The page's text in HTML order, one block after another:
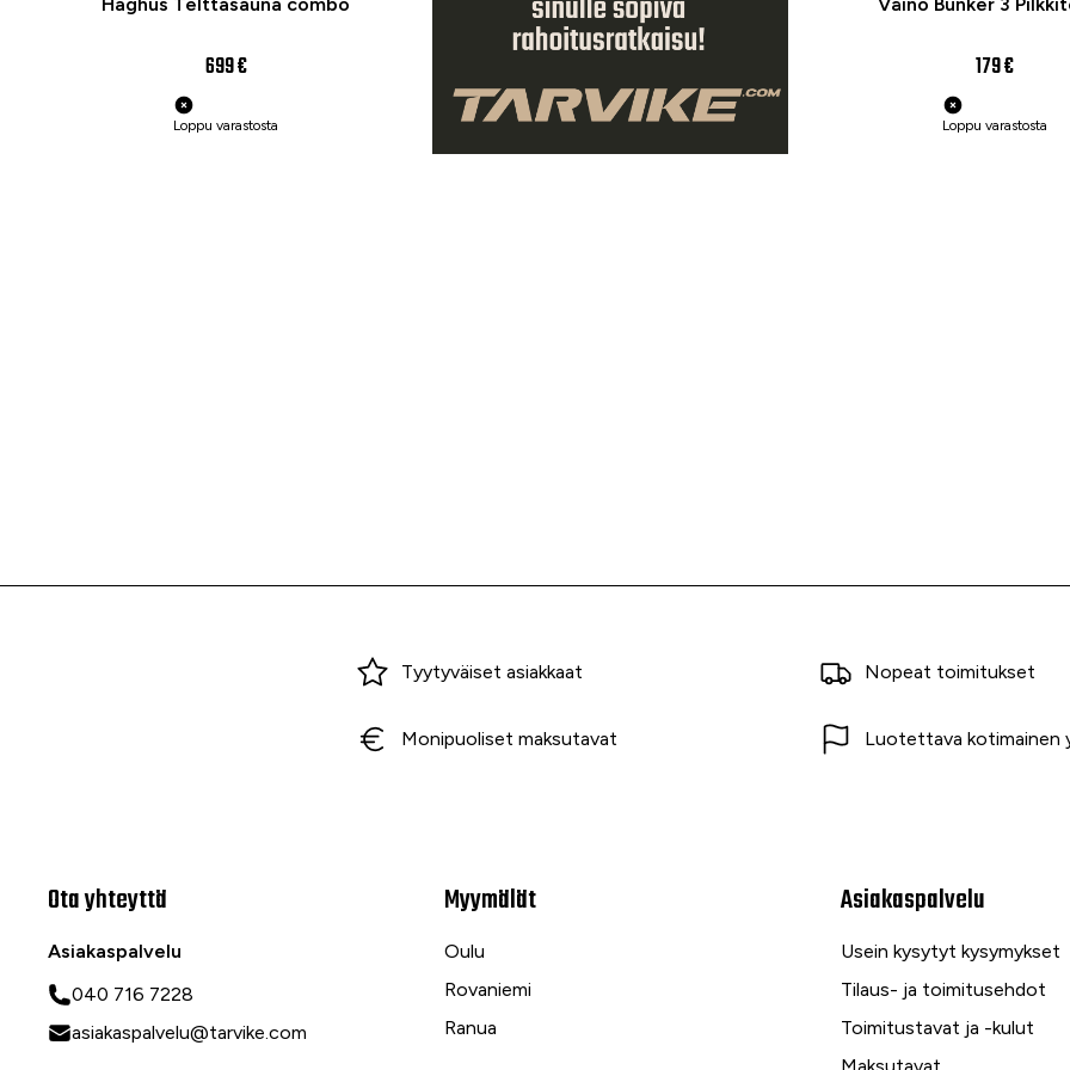
699 €
Loppu varastosta
179 €
Loppu varastosta
Tyytyväiset asiakkaat Nopeat toimitukset
Monipuoliset maksutavat Luotettava kotimainen
Ota yhteyttä
Asiakaspalvelu
040 716 7228
asiakaspalvelu@tarvike.com
Myymälät
Oulu
Rovaniemi
Ranua
Asiakaspalvelu
Usein kysytyt kysymykset
Tilaus- ja toimitusehdot
Toimitustavat ja -kulut